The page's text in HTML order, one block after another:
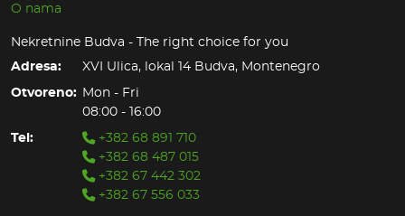
O nama
Nekretnine Budva - The right choice for you
Adresa:
XVI Ulica, lokal 14 Budva, Montenegro
Otvoreno: Mon - Fri
08:00 - 16:00
Tel:
+382 68 891 710
+382 68 487 015
+382 67 442 302
+382 67 556 033